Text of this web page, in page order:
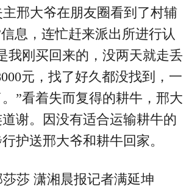
邢大爷在朋友圈看到了村辅
息，连忙赶来派出所进行认
我刚买回来的，没两天就走丢
元，找了好久都没找到，一
”看着失而复得的耕牛，邢大
谢。因没有适合运输耕牛的
护送邢大爷和耕牛回家。
莎 潇湘晨报记者满延坤